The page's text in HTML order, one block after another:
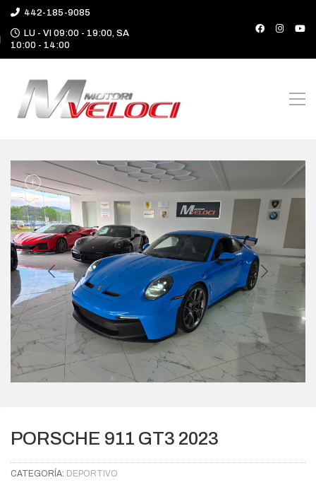
442-185-9085
LU - VI 09:00 - 19:00, SA
10:00 - 14:00
PORSCHE 911 GT3 2023
CATEGORÍA: DEPORTIVO